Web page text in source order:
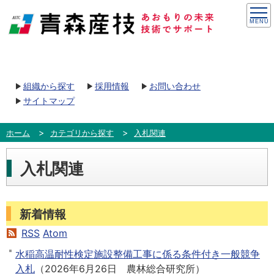
組織から探す 採用情報
お問い合わせ
サイトマップ
ホーム カテゴリから探す 入札関連
入札関連
新着情報
RSS Atom
水稲高温耐性検定施設整備工事に係る条件付き一般競争
入札 （2026年6月26日 農林総合研究所）